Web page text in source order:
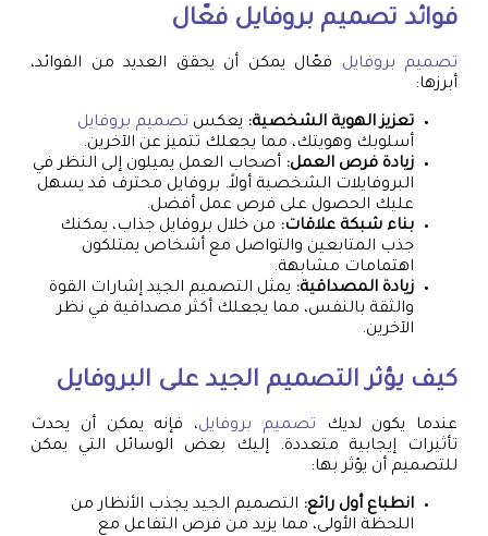
فوائد تصميم بروفايل فعّال
تصميم بروفايل فعّال يمكن أن يحقق العديد من الفوائد،
أبرزها:
تعزيز الهوية الشخصية: يعكس تصميم بروفايل
أسلوبك وهويتك، مما يجعلك تتميز عن الآخرين.
زيادة فرص العمل: أصحاب العمل يميلون إلى النظر في
البروفايلات الشخصية أولاً. بروفايل محترف قد يسهل
عليك الحصول على فرص عمل أفضل.
بناء شبكة علاقات: من خلال بروفايل جذاب، يمكنك
جذب المتابعين والتواصل مع أشخاص يمتلكون
اهتمامات مشابهة.
زيادة المصداقية: يمثل التصميم الجيد إشارات القوة
والثقة بالنفس، مما يجعلك أكثر مصداقية في نظر
الآخرين.
كيف يؤثر التصميم الجيد على البروفايل
عندما يكون لديك تصميم بروفايل، فإنه يمكن أن يحدث
تأثيرات إيجابية متعددة. إليك بعض الوسائل التي يمكن
للتصميم أن يؤثر بها:
انطباع أول رائع: التصميم الجيد يجذب الأنظار من
اللحظة الأولى، مما يزيد من فرص التفاعل مع